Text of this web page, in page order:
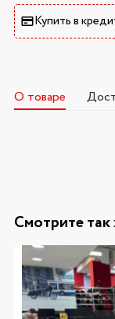
Купить в
О товаре
Смотрите так